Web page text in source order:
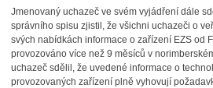
Jmenovaný uchazeč ve svém vyjádření dále
správního spisu zjistil, že všichni uchazeči o
svých nabídkách informace o zařízení EZS od
provozováno více než 9 měsíců v
uchazeč sdělil, že uvedené informace o
provozovaných zařízení plně vyhovují